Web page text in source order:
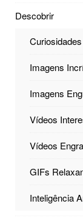
Descobrir
Curiosidades
Imagens
Imagens
Vídeos
Vídeos
GIFs
Inteligência